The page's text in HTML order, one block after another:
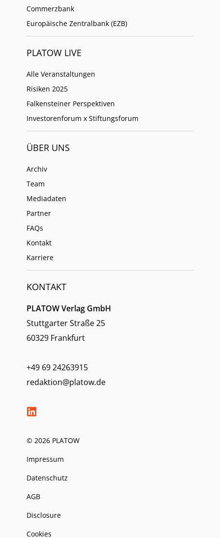
Commerzbank
Europäische Zentralbank (EZB)
PLATOW LIVE
Alle Veranstaltungen
Risiken 2025
Falkensteiner Perspektiven
Investorenforum x Stiftungsforum
ÜBER UNS
Archiv
Team
Mediadaten
Partner
FAQs
Kontakt
Karriere
KONTAKT
PLATOW Verlag GmbH
Stuttgarter Straße 25
60329 Frankfurt
+49 69 24263915
redaktion@platow.de
© 2026 PLATOW
Impressum
Datenschutz
AGB
Disclosure
Cookies